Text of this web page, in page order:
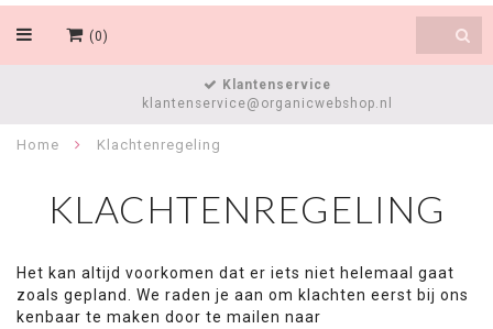
(0)
Klantenservice
klantenservice@organicwebshop.nl
Home Klachtenregeling
KLACHTENREGELING
Het kan altijd voorkomen dat er iets niet helemaal gaat
zoals gepland. We raden je aan om klachten eerst bij ons
kenbaar te maken door te mailen naar